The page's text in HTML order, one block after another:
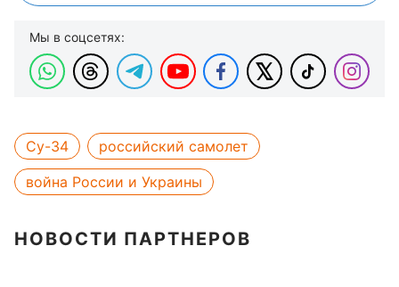
Мы в соцсетях:
Су-34
российский самолет
война России и Украины
НОВОСТИ ПАРТНЕРОВ